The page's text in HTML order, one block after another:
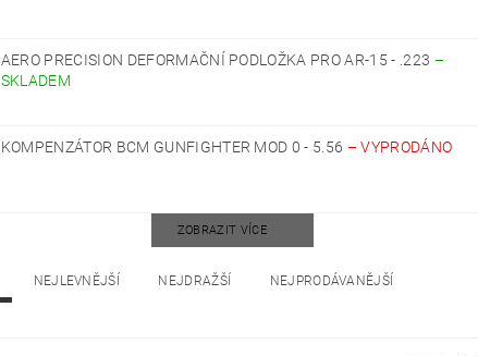
AERO PRECISION DEFORMAČNÍ PODLOŽKA PRO AR-15 - .223 –
SKLADEM
KOMPENZÁTOR BCM GUNFIGHTER MOD 0 - 5.56 –VYPRODÁNO
ZOBRAZIT VÍCE
NEJLEVNĚJŠÍ NEJDRAŽŠÍ NEJPRODÁVANĚJŠÍ